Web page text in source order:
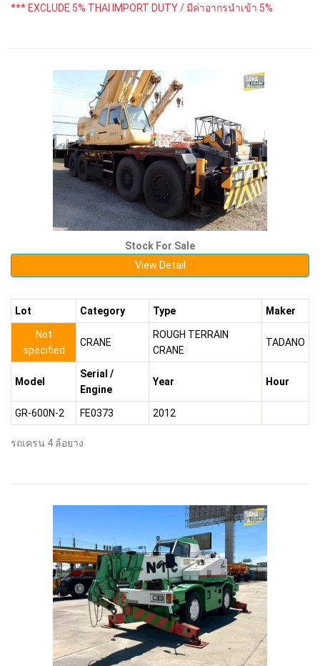
*** EXCLUDE 5% THAI IMPORT DUTY / มีค่าอากรนำเข้า 5%
Stock For Sale
View Detail
Lot Category Type Maker
Not
specified
CRANE
ROUGH TERRAIN
CRANE
TADANO
Model
Serial /
Engine
Year Hour
GR-600N-2 FE0373 2012
รถเครน 4 ล้อยาง